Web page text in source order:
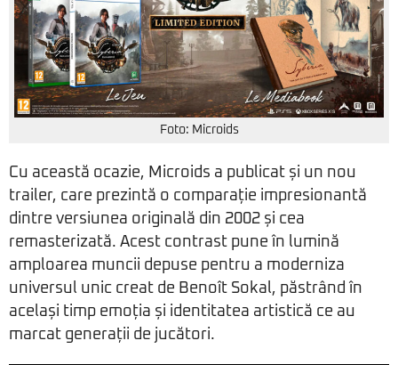
Foto: Microids
Cu această ocazie, Microids a publicat și un nou
trailer, care prezintă o comparație impresionantă
dintre versiunea originală din 2002 și cea
remasterizată. Acest contrast pune în lumină
amploarea muncii depuse pentru a moderniza
universul unic creat de Benoît Sokal, păstrând în
același timp emoția și identitatea artistică ce au
marcat generații de jucători.